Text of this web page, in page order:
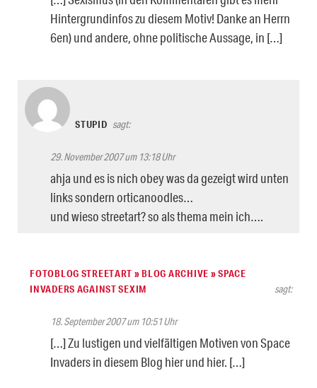
Hintergrundinfos zu diesem Motiv! Danke an Herrn
6en) und andere, ohne politische Aussage, in […]
STUPID sagt:
29. November 2007 um 13:18 Uhr
ahja und es is nich obey was da gezeigt wird unten
links sondern orticanoodles…
und wieso streetart? so als thema mein ich….
FOTOBLOG STREETART » BLOG ARCHIVE » SPACE
INVADERS AGAINST SEXIM
sagt:
18. September 2007 um 10:51 Uhr
[…] Zu lustigen und vielfältigen Motiven von Space
Invaders in diesem Blog hier und hier. […]